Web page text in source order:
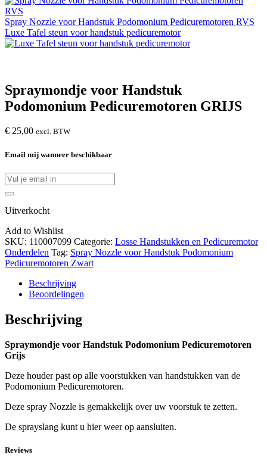
Spray Nozzle voor Handstuk Podomonium Pedicuremotoren RVS
Luxe Tafel steun voor handstuk pedicuremotor
Spraymondje voor Handstuk
Podomonium Pedicuremotoren GRIJS
€ 25,00 excl. BTW
Email mij wanneer beschikbaar
Uitverkocht
Add to Wishlist
SKU: 110007099 Categorie: Losse Handstukken en Pedicuremotor
Onderdelen Tag: Spray Nozzle voor Handstuk Podomonium
Pedicuremotoren Zwart
Beschrijving
Beoordelingen
Beschrijving
Spraymondje voor Handstuk Podomonium Pedicuremotoren
Grijs
Deze houder past op alle voorstukken van handstukken van de
Podomonium Pedicuremotoren.
Deze spray Nozzle is gemakkelijk over uw voorstuk te zetten.
De sprayslang kunt u hier weer op aansluiten.
Reviews